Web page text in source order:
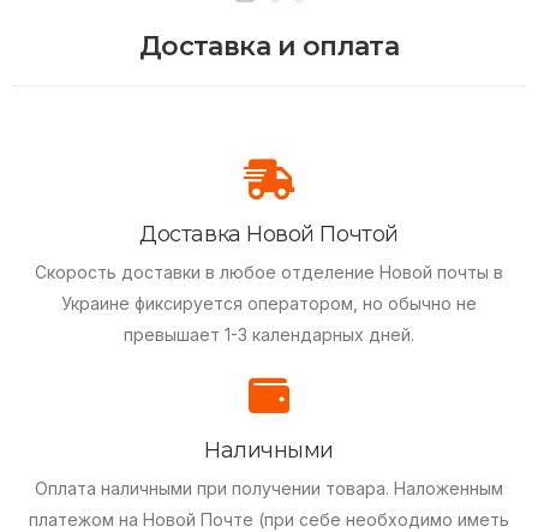
Доставка и оплата
Доставка Новой Почтой
Скорость доставки в любое отделение Новой почты в
Украине фиксируется оператором, но обычно не
превышает 1-3 календарных дней.
Наличными
Оплата наличными при получении товара. Наложенным
платежом на Новой Почте (при себе необходимо иметь